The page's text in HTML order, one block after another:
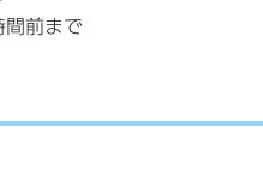
前まで